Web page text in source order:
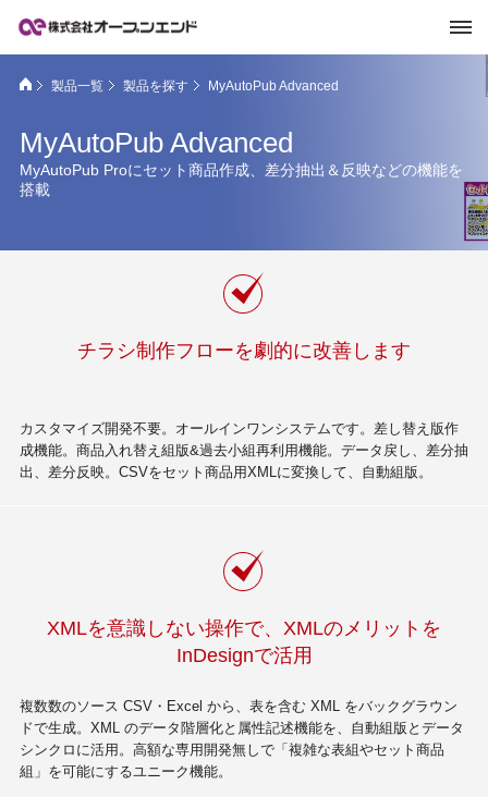
製品一覧 製品を探す MyAutoPub Advanced
MyAutoPub Advanced
MyAutoPub Proにセット商品作成、差分抽出＆反映などの機能を
搭載
チラシ制作フローを劇的に改善します
カスタマイズ開発不要。オールインワンシステムです。差し替え版作
成機能。商品入れ替え組版&過去小組再利用機能。データ戻し、差分抽
出、差分反映。CSVをセット商品用XMLに変換して、自動組版。
XMLを意識しない操作で、XMLのメリットを
InDesignで活用
複数数のソース CSV・Excel から、表を含む XML をバックグラウン
ドで生成。XML のデータ階層化と属性記述機能を、自動組版とデータ
シンクロに活用。高額な専用開発無しで「複雑な表組やセット商品
組」を可能にするユニーク機能。